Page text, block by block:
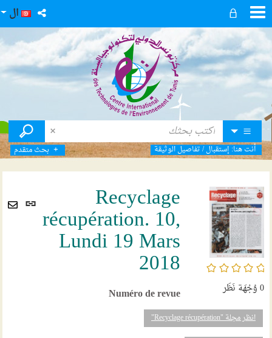
ال
بحث متقدم أنت هنا: إستقبال/تفاصيل الوثيقة
رابط
ثابت Envoyer
par
mail
/5
0وُجْهَة نَظَر
Recyclage
récupération. 10,
Lundi 19 Mars
2018
Numéro de revue
انظر مجلة "Recyclage récupération"